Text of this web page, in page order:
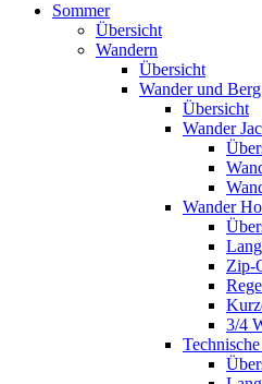
können
Touch-
und
Sommer
Übersicht
Wandern
Übersicht
Wander und
Übersicht
Wander
Wander
Zip-
3/4